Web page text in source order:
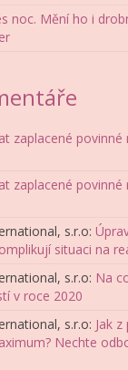
noc. Mění ho i
zaplacené
zaplacené
s.r.o:
situaci na
s.r.o: Na
v roce 2020
s.r.o: Jak
Nechte